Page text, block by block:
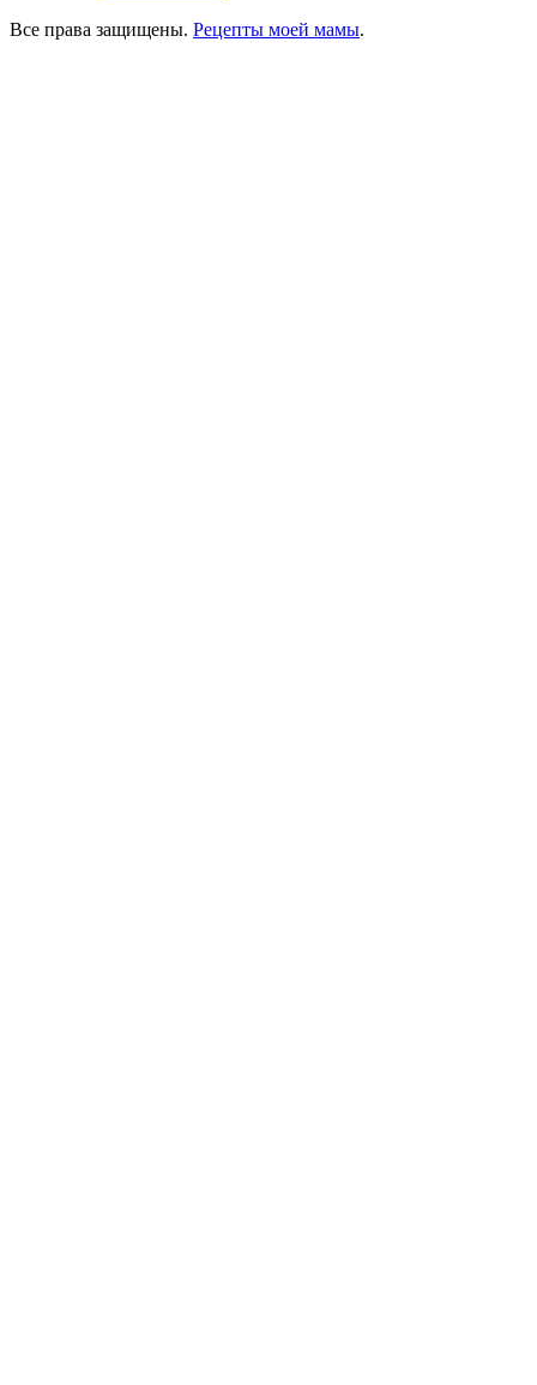
Все права защищены. Рецепты моей мамы.